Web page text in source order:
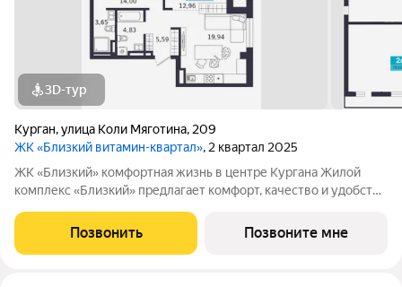
3D-тур
Курган,улица Коли Мяготина, 209
ЖК «Близкий витамин-квартал», 2 квартал 2025
ЖК «Близкий» комфортная жизнь в центре Кургана Жилой
комплекс «Близкий» предлагает комфорт, качество и удобство
шаговой доступности: детские сады, школы, магазины, парки,
музеи, театры,
Позвонить Позвоните мне